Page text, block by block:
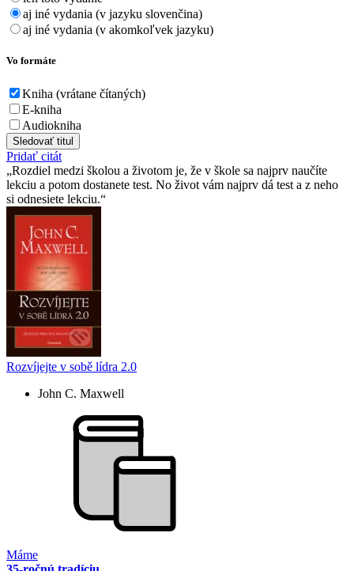
aj iné vydania (v jazyku slovenčina)
aj iné vydania (v akomkoľvek jazyku)
Vo formáte
Kniha (vrátane čítaných)
E-kniha
Audiokniha
Sledovať titul
Pridať citát
Rozdiel medzi školou a životom je, že v škole sa najprv naučíte
lekciu a potom dostanete test. No život vám najprv dá test a z neho
si odnesiete lekciu.
Rozvíjejte v sobě lídra 2.0
John C. Maxwell
Máme